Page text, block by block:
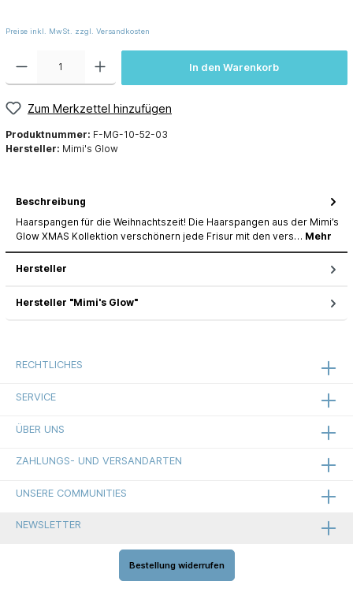
Preise inkl. MwSt. zzgl. Versandkosten
In den Warenkorb
Zum Merkzettel hinzufügen
Produktnummer: F-MG-10-52-03
Hersteller: Mimi's Glow
Beschreibung
Haarspangen für die Weihnachtszeit! Die Haarspangen aus der Mimi’s
Glow XMAS Kollektion verschönern jede Frisur mit den vers… Mehr
Hersteller
Hersteller "Mimi's Glow"
RECHTLICHES
SERVICE
ÜBER UNS
ZAHLUNGS- UND VERSANDARTEN
UNSERE COMMUNITIES
NEWSLETTER
Bestellung widerrufen